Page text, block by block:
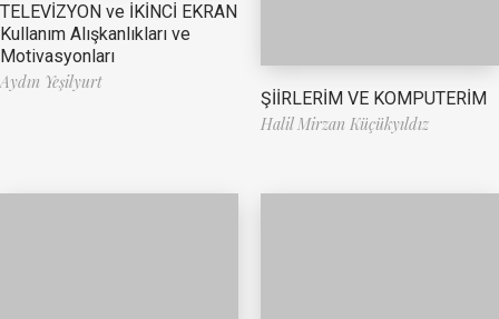
TELEVİZYON ve İKİNCİ EKRAN
Kullanım Alışkanlıkları ve
Motivasyonları
Aydın Yeşilyurt
ŞİİRLERİM VE KOMPUTERİM
Halil Mirzan Küçükyıldız